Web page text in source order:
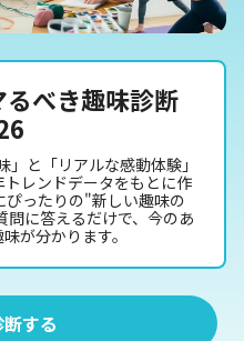
べき趣味診断
と「リアルな感動体験」
レンドデータをもとに作
ぴったりの"新しい趣味の
に答えるだけで、今のあ
が分かります。
する